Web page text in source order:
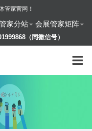
管家官网 ！
家分站
会展管家矩阵
（同微信号）